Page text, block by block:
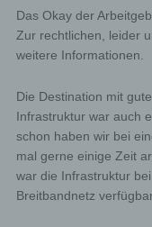
Das Okay der
Zur rechtlichen, leider
weitere Informationen.
Die Destination mit
Infrastruktur war auch
schon haben wir bei
mal gerne einige Zeit
war die Infrastruktur
Breitbandnetz